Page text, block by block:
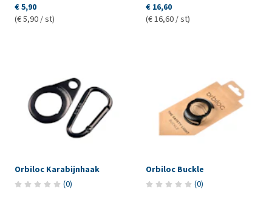
€ 5,90
(€ 5,90 / st)
€ 16,60
(€ 16,60 / st)
Orbiloc Karabijnhaak
(0)
Orbiloc Buckle
(0)